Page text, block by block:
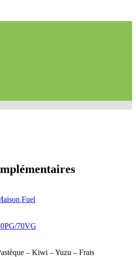
Fuel
70VG
– Kiwi – Yuzu – Frais